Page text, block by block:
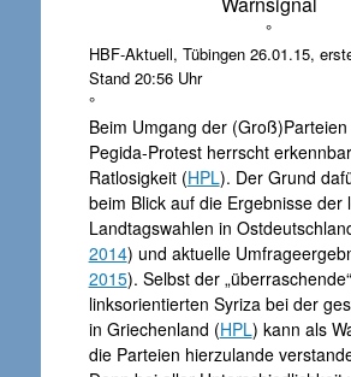
°
HBF-Aktuell, Tübingen 26.01.15,
Stand 20:56 Uhr
°
Beim Umgang der
Pegida-Protest herrscht
Ratlosigkeit (HPL). Der Grund
beim Blick auf die Ergebnisse der
Landtagswahlen in
2014) und aktuelle
2015). Selbst der
linksorientierten Syriza bei der
in Griechenland (HPL) kann als
die Parteien hierzulande